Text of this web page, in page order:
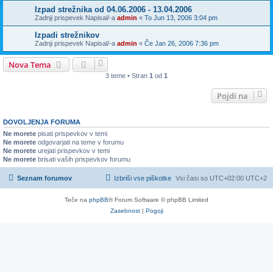
Izpad strežnika od 04.06.2006 - 13.04.2006
Zadnji prispevek Napisal/-a admin « To Jun 13, 2006 3:04 pm
Izpadi strežnikov
Zadnji prispevek Napisal/-a admin « Če Jan 26, 2006 7:36 pm
Nova Tema
3 teme • Stran 1 od 1
Pojdi na
DOVOLJENJA FORUMA
Ne morete pisati prispevkov v temi
Ne morete odgovarjati na teme v forumu
Ne morete urejati prispevkov v temi
Ne morete brisati vaših prispevkov forumu
Seznam forumov Vsi časi so UTC+02:00 UTC+2
Izbriši vse piškotke
Teče na phpBB® Forum Software © phpBB Limited
Zasebnost| Pogoji